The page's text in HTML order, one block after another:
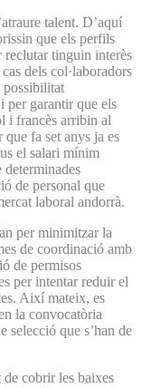
talent. D’aquí
que els perfils
reclutar tinguin interès
dels col·laboradors
possibilitat
per garantir que els
i francès arribin al
fa set anys ja es
el salari mínim
determinades
de personal que
laboral andorrà.
per minimitzar la
de coordinació amb
de permisos
per intentar reduir el
Així mateix, es
la convocatòria
selecció que s’han de
cobrir les baixes